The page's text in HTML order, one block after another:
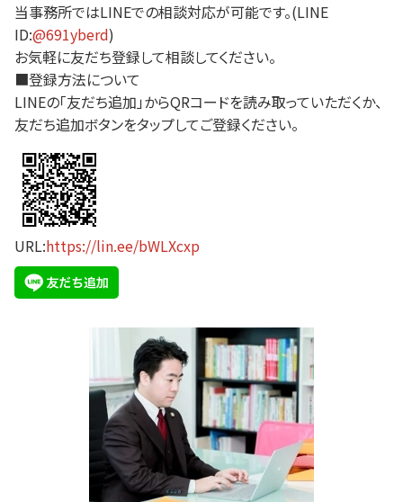
当事務所ではLINEでの相談対応が可能です。(LINE
ID:@691yberd)
お気軽に友だち登録して相談してください。
■登録方法について
LINEの「友だち追加」からQRコードを読み取っていただくか、
友だち追加ボタンをタップしてご登録ください。
URL:https://lin.ee/bWLXcxp